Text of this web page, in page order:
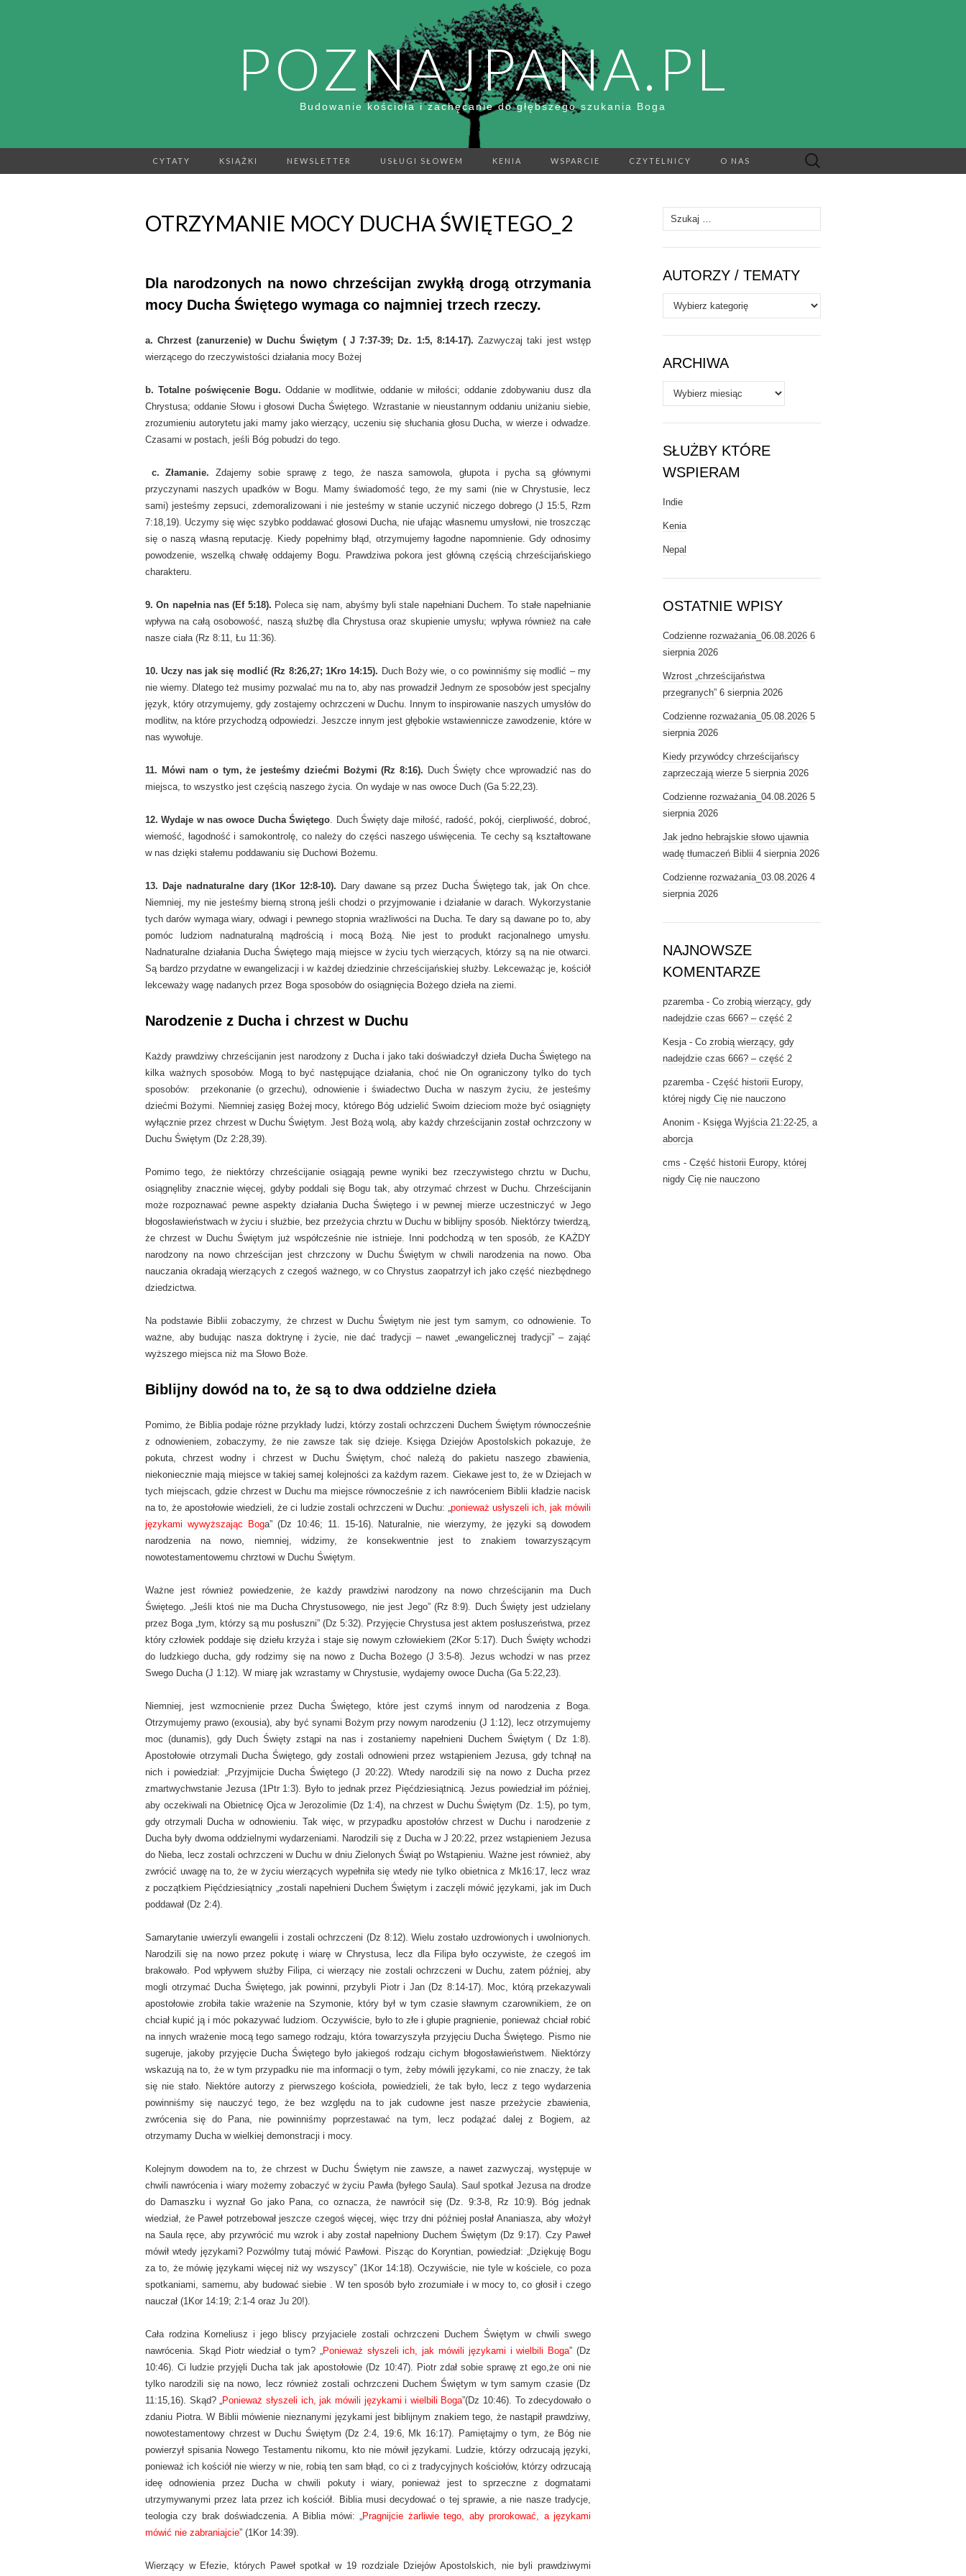
POZNAJPANA.PL
Budowanie kościoła i zachęcanie do głębszego szukania Boga
CYTATY KSIĄŻKI NEWSLETTER USŁUGI SŁOWEM KENIA WSPARCIE CZYTELNICY O NAS Szukaj:
OTRZYMANIE MOCY DUCHA ŚWIĘTEGO_2
Dla narodzonych na nowo chrześcijan zwykłą drogą otrzymania
mocy Ducha Świętego wymaga co najmniej trzech rzeczy.
a. Chrzest (zanurzenie) w Duchu Świętym ( J 7:37-39; Dz. 1:5, 8:14-17). Zazwyczaj taki jest wstęp
wierzącego do rzeczywistości działania mocy Bożej
b. Totalne poświęcenie Bogu. Oddanie w modlitwie, oddanie w miłości; oddanie zdobywaniu dusz dla
Chrystusa; oddanie Słowu i głosowi Ducha Świętego. Wzrastanie w nieustannym oddaniu uniżaniu siebie,
zrozumieniu autorytetu jaki mamy jako wierzący, uczeniu się słuchania głosu Ducha, w wierze i odwadze.
Czasami w postach, jeśli Bóg pobudzi do tego.
c. Złamanie. Zdajemy sobie sprawę z tego, że nasza samowola, głupota i pycha są głównymi
przyczynami naszych upadków w Bogu. Mamy świadomość tego, że my sami (nie w Chrystusie, lecz
sami) jesteśmy zepsuci, zdemoralizowani i nie jesteśmy w stanie uczynić niczego dobrego (J 15:5, Rzm
7:18,19). Uczymy się więc szybko poddawać głosowi Ducha, nie ufając własnemu umysłowi, nie troszcząc
się o naszą własną reputację. Kiedy popełnimy błąd, otrzymujemy łagodne napomnienie. Gdy odnosimy
powodzenie, wszelką chwałę oddajemy Bogu. Prawdziwa pokora jest główną częścią chrześcijańskiego
charakteru.
9. On napełnia nas (Ef 5:18). Poleca się nam, abyśmy byli stale napełniani Duchem. To stałe napełnianie
wpływa na całą osobowość, naszą służbę dla Chrystusa oraz skupienie umysłu; wpływa również na całe
nasze ciała (Rz 8:11, Łu 11:36).
10. Uczy nas jak się modlić (Rz 8:26,27; 1Kro 14:15). Duch Boży wie, o co powinniśmy się modlić – my
nie wiemy. Dlatego też musimy pozwalać mu na to, aby nas prowadził Jednym ze sposobów jest specjalny
język, który otrzymujemy, gdy zostajemy ochrzczeni w Duchu. Innym to inspirowanie naszych umysłów do
modlitw, na które przychodzą odpowiedzi. Jeszcze innym jest głębokie wstawiennicze zawodzenie, które w
nas wywołuje.
11. Mówi nam o tym, że jesteśmy dziećmi Bożymi (Rz 8:16). Duch Święty chce wprowadzić nas do
miejsca, to wszystko jest częścią naszego życia. On wydaje w nas owoce Duch (Ga 5:22,23).
12. Wydaje w nas owoce Ducha Świętego. Duch Święty daje miłość, radość, pokój, cierpliwość, dobroć,
wierność, łagodność i samokontrolę, co należy do części naszego uświęcenia. Te cechy są kształtowane
w nas dzięki stałemu poddawaniu się Duchowi Bożemu.
13. Daje nadnaturalne dary (1Kor 12:8-10). Dary dawane są przez Ducha Świętego tak, jak On chce.
Niemniej, my nie jesteśmy bierną stroną jeśli chodzi o przyjmowanie i działanie w darach. Wykorzystanie
tych darów wymaga wiary, odwagi i pewnego stopnia wrażliwości na Ducha. Te dary są dawane po to, aby
pomóc ludziom nadnaturalną mądrością i mocą Bożą. Nie jest to produkt racjonalnego umysłu.
Nadnaturalne działania Ducha Świętego mają miejsce w życiu tych wierzących, którzy są na nie otwarci.
Są bardzo przydatne w ewangelizacji i w każdej dziedzinie chrześcijańskiej służby. Lekceważąc je, kościół
lekceważy wagę nadanych przez Boga sposobów do osiągnięcia Bożego dzieła na ziemi.
Narodzenie z Ducha i chrzest w Duchu
Każdy prawdziwy chrześcijanin jest narodzony z Ducha i jako taki doświadczył dzieła Ducha Świętego na
kilka ważnych sposobów. Mogą to być następujące działania, choć nie On ograniczony tylko do tych
sposobów: przekonanie (o grzechu), odnowienie i świadectwo Ducha w naszym życiu, że jesteśmy
dziećmi Bożymi. Niemniej zasięg Bożej mocy, którego Bóg udzielić Swoim dzieciom może być osiągnięty
wyłącznie przez chrzest w Duchu Świętym. Jest Bożą wolą, aby każdy chrześcijanin został ochrzczony w
Duchu Świętym (Dz 2:28,39).
Pomimo tego, że niektórzy chrześcijanie osiągają pewne wyniki bez rzeczywistego chrztu w Duchu,
osiągnęliby znacznie więcej, gdyby poddali się Bogu tak, aby otrzymać chrzest w Duchu. Chrześcijanin
może rozpoznawać pewne aspekty działania Ducha Świętego i w pewnej mierze uczestniczyć w Jego
błogosławieństwach w życiu i służbie, bez przeżycia chrztu w Duchu w biblijny sposób. Niektórzy twierdzą,
że chrzest w Duchu Świętym już współcześnie nie istnieje. Inni podchodzą w ten sposób, że KAŻDY
narodzony na nowo chrześcijan jest chrzczony w Duchu Świętym w chwili narodzenia na nowo. Oba
nauczania okradają wierzących z czegoś ważnego, w co Chrystus zaopatrzył ich jako część niezbędnego
dziedzictwa.
Na podstawie Biblii zobaczymy, że chrzest w Duchu Świętym nie jest tym samym, co odnowienie. To
ważne, aby budując nasza doktrynę i życie, nie dać tradycji – nawet „ewangelicznej tradycji” – zająć
wyższego miejsca niż ma Słowo Boże.
Biblijny dowód na to, że są to dwa oddzielne dzieła
Pomimo, że Biblia podaje różne przykłady ludzi, którzy zostali ochrzczeni Duchem Świętym równocześnie
z odnowieniem, zobaczymy, że nie zawsze tak się dzieje. Księga Dziejów Apostolskich pokazuje, że
pokuta, chrzest wodny i chrzest w Duchu Świętym, choć należą do pakietu naszego zbawienia,
niekoniecznie mają miejsce w takiej samej kolejności za każdym razem. Ciekawe jest to, że w Dziejach w
tych miejscach, gdzie chrzest w Duchu ma miejsce równocześnie z ich nawróceniem Biblii kładzie nacisk
na to, że apostołowie wiedzieli, że ci ludzie zostali ochrzczeni w Duchu: „ponieważ usłyszeli ich, jak mówili
językami wywyższając Boga” (Dz 10:46; 11. 15-16). Naturalnie, nie wierzymy, że języki są dowodem
narodzenia na nowo, niemniej, widzimy, że konsekwentnie jest to znakiem towarzyszącym
nowotestamentowemu chrztowi w Duchu Świętym.
Ważne jest również powiedzenie, że każdy prawdziwi narodzony na nowo chrześcijanin ma Duch
Świętego. „Jeśli ktoś nie ma Ducha Chrystusowego, nie jest Jego” (Rz 8:9). Duch Święty jest udzielany
przez Boga „tym, którzy są mu posłuszni” (Dz 5:32). Przyjęcie Chrystusa jest aktem posłuszeństwa, przez
który człowiek poddaje się dziełu krzyża i staje się nowym człowiekiem (2Kor 5:17). Duch Święty wchodzi
do ludzkiego ducha, gdy rodzimy się na nowo z Ducha Bożego (J 3:5-8). Jezus wchodzi w nas przez
Swego Ducha (J 1:12). W miarę jak wzrastamy w Chrystusie, wydajemy owoce Ducha (Ga 5:22,23).
Niemniej, jest wzmocnienie przez Ducha Świętego, które jest czymś innym od narodzenia z Boga.
Otrzymujemy prawo (exousia), aby być synami Bożym przy nowym narodzeniu (J 1:12), lecz otrzymujemy
moc (dunamis), gdy Duch Święty zstąpi na nas i zostaniemy napełnieni Duchem Świętym ( Dz 1:8).
Apostołowie otrzymali Ducha Świętego, gdy zostali odnowieni przez wstąpieniem Jezusa, gdy tchnął na
nich i powiedział: „Przyjmijcie Ducha Świętego (J 20:22). Wtedy narodzili się na nowo z Ducha przez
zmartwychwstanie Jezusa (1Ptr 1:3). Było to jednak przez Pięćdziesiątnicą. Jezus powiedział im później,
aby oczekiwali na Obietnicę Ojca w Jerozolimie (Dz 1:4), na chrzest w Duchu Świętym (Dz. 1:5), po tym,
gdy otrzymali Ducha w odnowieniu. Tak więc, w przypadku apostołów chrzest w Duchu i narodzenie z
Ducha były dwoma oddzielnymi wydarzeniami. Narodzili się z Ducha w J 20:22, przez wstąpieniem Jezusa
do Nieba, lecz zostali ochrzczeni w Duchu w dniu Zielonych Świąt po Wstąpieniu. Ważne jest również, aby
zwrócić uwagę na to, że w życiu wierzących wypełniła się wtedy nie tylko obietnica z Mk16:17, lecz wraz
z początkiem Pięćdziesiątnicy „zostali napełnieni Duchem Świętym i zaczęli mówić językami, jak im Duch
poddawał (Dz 2:4).
Samarytanie uwierzyli ewangelii i zostali ochrzczeni (Dz 8:12). Wielu zostało uzdrowionych i uwolnionych.
Narodzili się na nowo przez pokutę i wiarę w Chrystusa, lecz dla Filipa było oczywiste, że czegoś im
brakowało. Pod wpływem służby Filipa, ci wierzący nie zostali ochrzczeni w Duchu, zatem później, aby
mogli otrzymać Ducha Świętego, jak powinni, przybyli Piotr i Jan (Dz 8:14-17). Moc, którą przekazywali
apostołowie zrobiła takie wrażenie na Szymonie, który był w tym czasie sławnym czarownikiem, że on
chciał kupić ją i móc pokazywać ludziom. Oczywiście, było to złe i głupie pragnienie, ponieważ chciał robić
na innych wrażenie mocą tego samego rodzaju, która towarzyszyła przyjęciu Ducha Świętego. Pismo nie
sugeruje, jakoby przyjęcie Ducha Świętego było jakiegoś rodzaju cichym błogosławieństwem. Niektórzy
wskazują na to, że w tym przypadku nie ma informacji o tym, żeby mówili językami, co nie znaczy, że tak
się nie stało. Niektóre autorzy z pierwszego kościoła, powiedzieli, że tak było, lecz z tego wydarzenia
powinniśmy się nauczyć tego, że bez względu na to jak cudowne jest nasze przeżycie zbawienia,
zwrócenia się do Pana, nie powinniśmy poprzestawać na tym, lecz podążać dalej z Bogiem, aż
otrzymamy Ducha w wielkiej demonstracji i mocy.
Kolejnym dowodem na to, że chrzest w Duchu Świętym nie zawsze, a nawet zazwyczaj, występuje w
chwili nawrócenia i wiary możemy zobaczyć w życiu Pawła (byłego Saula). Saul spotkał Jezusa na drodze
do Damaszku i wyznał Go jako Pana, co oznacza, że nawrócił się (Dz. 9:3-8, Rz 10:9). Bóg jednak
wiedział, że Paweł potrzebował jeszcze czegoś więcej, więc trzy dni później posłał Ananiasza, aby włożył
na Saula ręce, aby przywrócić mu wzrok i aby został napełniony Duchem Świętym (Dz 9:17). Czy Paweł
mówił wtedy językami? Pozwólmy tutaj mówić Pawłowi. Pisząc do Koryntian, powiedział: „Dziękuję Bogu
za to, że mówię językami więcej niż wy wszyscy” (1Kor 14:18). Oczywiście, nie tyle w kościele, co poza
spotkaniami, samemu, aby budować siebie . W ten sposób było zrozumiałe i w mocy to, co głosił i czego
nauczał (1Kor 14:19; 2:1-4 oraz Ju 20!).
Cała rodzina Korneliusz i jego bliscy przyjaciele zostali ochrzczeni Duchem Świętym w chwili swego
nawrócenia. Skąd Piotr wiedział o tym? „Ponieważ słyszeli ich, jak mówili językami i wielbili Boga” (Dz
10:46). Ci ludzie przyjęli Ducha tak jak apostołowie (Dz 10:47). Piotr zdał sobie sprawę zt ego,że oni nie
tylko narodzili się na nowo, lecz również zostali ochrzczeni Duchem Świętym w tym samym czasie (Dz
11:15,16). Skąd? „Ponieważ słyszeli ich, jak mówili językami i wielbili Boga”(Dz 10:46). To zdecydowało o
zdaniu Piotra. W Biblii mówienie nieznanymi językami jest biblijnym znakiem tego, że nastąpił prawdziwy,
nowotestamentowy chrzest w Duchu Świętym (Dz 2:4, 19:6, Mk 16:17). Pamiętajmy o tym, że Bóg nie
powierzył spisania Nowego Testamentu nikomu, kto nie mówił językami. Ludzie, którzy odrzucają języki,
ponieważ ich kościół nie wierzy w nie, robią ten sam błąd, co ci z tradycyjnych kościołów, którzy odrzucają
ideę odnowienia przez Ducha w chwili pokuty i wiary, ponieważ jest to sprzeczne z dogmatami
utrzymywanymi przez lata przez ich kościół. Biblia musi decydować o tej sprawie, a nie nasze tradycje,
teologia czy brak doświadczenia. A Biblia mówi: „Pragnijcie żarliwie tego, aby prorokować, a językami
mówić nie zabraniajcie” (1Kor 14:39).
Wierzący w Efezie, których Paweł spotkał w 19 rozdziale Dziejów Apostolskich, nie byli prawdziwymi
Szukaj:
AUTORZY / TEMATY
Autorzy
/
Tematy
ARCHIWA
Archiwa
SŁUŻBY KTÓRE
WSPIERAM
Indie
Kenia
Nepal
OSTATNIE WPISY
Codzienne rozważania_06.08.2026 6
sierpnia 2026
Wzrost „chrześcijaństwa
przegranych” 6 sierpnia 2026
Codzienne rozważania_05.08.2026 5
sierpnia 2026
Kiedy przywódcy chrześcijańscy
zaprzeczają wierze 5 sierpnia 2026
Codzienne rozważania_04.08.2026 5
sierpnia 2026
Jak jedno hebrajskie słowo ujawnia
wadę tłumaczeń Biblii 4 sierpnia 2026
Codzienne rozważania_03.08.2026 4
sierpnia 2026
NAJNOWSZE
KOMENTARZE
pzaremba- Co zrobią wierzący, gdy
nadejdzie czas 666? – część 2
Kesja- Co zrobią wierzący, gdy
nadejdzie czas 666? – część 2
pzaremba- Część historii Europy,
której nigdy Cię nie nauczono
Anonim - Księga Wyjścia 21:22-25, a
aborcja
cms - Część historii Europy, której
nigdy Cię nie nauczono